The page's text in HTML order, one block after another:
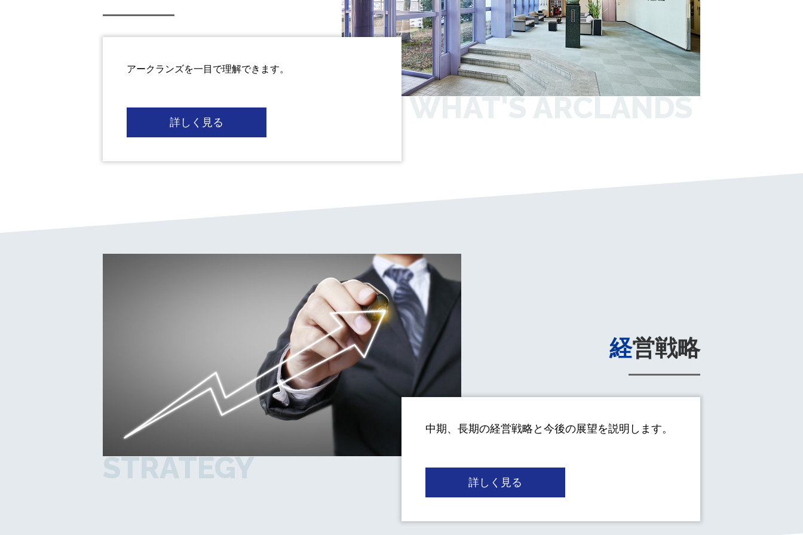
WHAT'S ARCLANDS
アークランズを一目で理解できます。
詳しく見る
経営戦略
STRATEGY
中期、長期の経営戦略と今後の展望を説明します。
詳しく見る